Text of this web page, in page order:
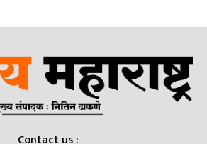
Contact us :